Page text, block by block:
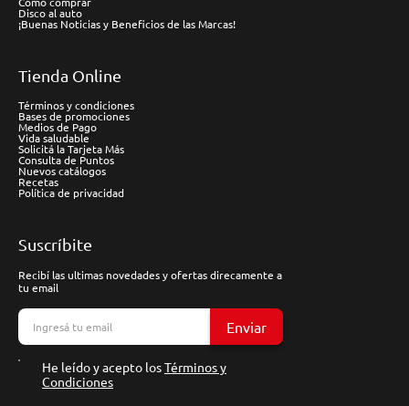
Disco al auto
¡Buenas Noticias y Beneficios de las Marcas!
Tienda Online
Términos y condiciones
Bases de promociones
Medios de Pago
Vida saludable
Solicitá la Tarjeta Más
Consulta de Puntos
Nuevos catálogos
Recetas
Política de privacidad
Suscríbite
Recibí las ultimas novedades y ofertas direcamente a
tu email
Enviar
He leído y acepto losTérminos y
Condiciones